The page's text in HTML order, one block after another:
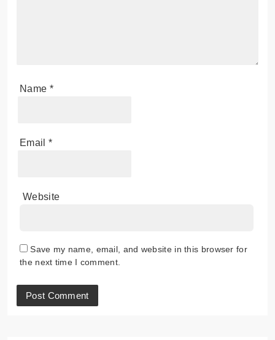
Name *
Email *
Website
Save my name, email, and website in this browser for
the next time I comment.